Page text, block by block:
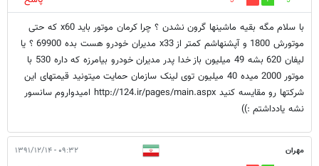
با سلام مگه بقیه ماشینها گرون نشدن ؟ چرا کرمان موتور باید x60 که حتی
موتورش 1800 و آپشنهاشم کمتر از x33 مدیران خودرو هست بده 69900 ؟ یا
لیفان 620 بشه 49 میلیون باز خدا پدر مدیران خودرو بیامرزه که داره 530 با
موتور 2000 میده 40 میلیون توی لینک سازمان حمایت میتونید قیمتهای این
شرکتها رو مقایسه کنید http://124.ir/pages/main.aspx امیدواروم سانسور
نشه یادداشتم :))
مهران ۰۹:۳۲ - ۱۳۹۱/۱۲/۱۴